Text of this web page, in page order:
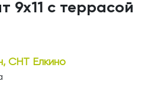
9х11 с террасой
СНТ Елкино